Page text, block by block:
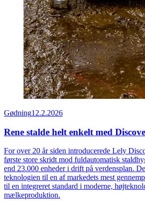
Gødning12.2.2026
Rene stalde helt enkelt med
For over 20 år siden introducerede Lely
første store skridt mod fuldautomatisk
end 23.000 enheder i drift på verdensplan.
teknologien til en af markedets mest
til en integreret standard i moderne,
mælkeproduktion.